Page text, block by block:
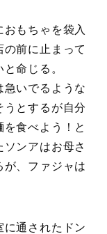
もちゃを袋入
前に止まって
命じる。
いでるような
とするが自分
食べよう！と
ンアはお母さ
が、ファジャは
通されたドン